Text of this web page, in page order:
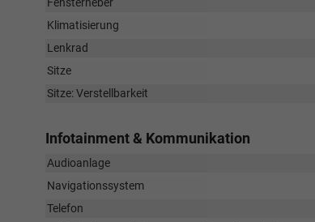
Klimatisierung
Lenkrad
Sitze
Sitze: Verstellbarkeit
Infotainment & Kommunikation
Audioanlage
Navigationssystem
Telefon